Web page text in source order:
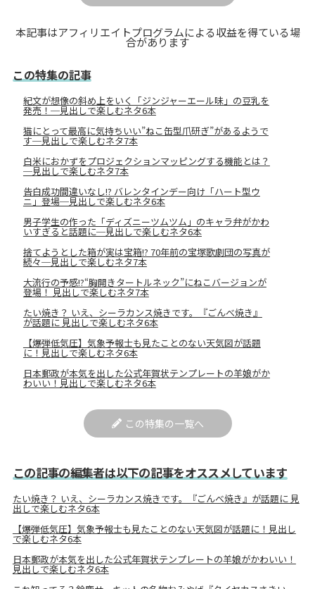
本記事はアフィリエイトプログラムによる収益を得ている場
合があります
この特集の記事
紀文が想像の斜め上をいく「ジンジャーエール味」の豆乳を
発売！─見出しで楽しむネタ6本
猫にとって最高に気持ちいい”ねこ缶型爪研ぎ”があるようで
す─見出しで楽しむネタ7本
白米におかずをプロジェクションマッピングする機能とは？
─見出しで楽しむネタ7本
告白成功間違いなし!? バレンタインデー向け「ハート型ウ
ニ」登場─見出しで楽しむネタ6本
男子学生の作った「ディズニーツムツム」のキャラ弁がかわ
いすぎると話題に─見出しで楽しむネタ6本
捨てようとした箱が実は宝箱!? 70年前の宝塚歌劇団の写真が
続々─見出しで楽しむネタ7本
大流行の予感!?“胸開きタートルネック”にねこバージョンが
登場！ 見出しで楽しむネタ7本
たい焼き？ いえ、シーラカンス焼きです。『ごんべ焼き』
が話題に 見出しで楽しむネタ6本
【爆弾低気圧】気象予報士も見たことのない天気図が話題
に！見出しで楽しむネタ6本
日本郵政が本気を出した公式年賀状テンプレートの羊娘がか
わいい！見出しで楽しむネタ6本
この特集の一覧へ
この記事の編集者は以下の記事をオススメしています
たい焼き？ いえ、シーラカンス焼きです。『ごんべ焼き』が話題に 見
出しで楽しむネタ6本
【爆弾低気圧】気象予報士も見たことのない天気図が話題に！見出し
で楽しむネタ6本
日本郵政が本気を出した公式年賀状テンプレートの羊娘がかわいい！
見出しで楽しむネタ6本